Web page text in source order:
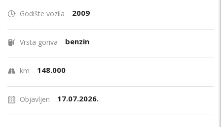
Godište vozila 2009
Vrsta goriva benzin
km 148.000
Objavljen 17.07.2026.